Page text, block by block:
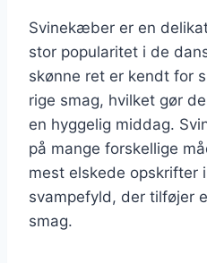
Svinekæber er en
stor popularitet i de
skønne ret er kendt for
rige smag, hvilket gør
en hyggelig middag.
på mange forskellige
mest elskede opskrifter
svampefyld, der tilføjer
smag.